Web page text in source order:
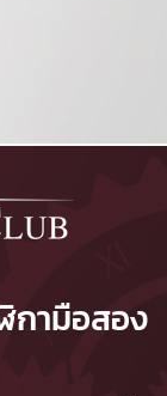
กามือสอง